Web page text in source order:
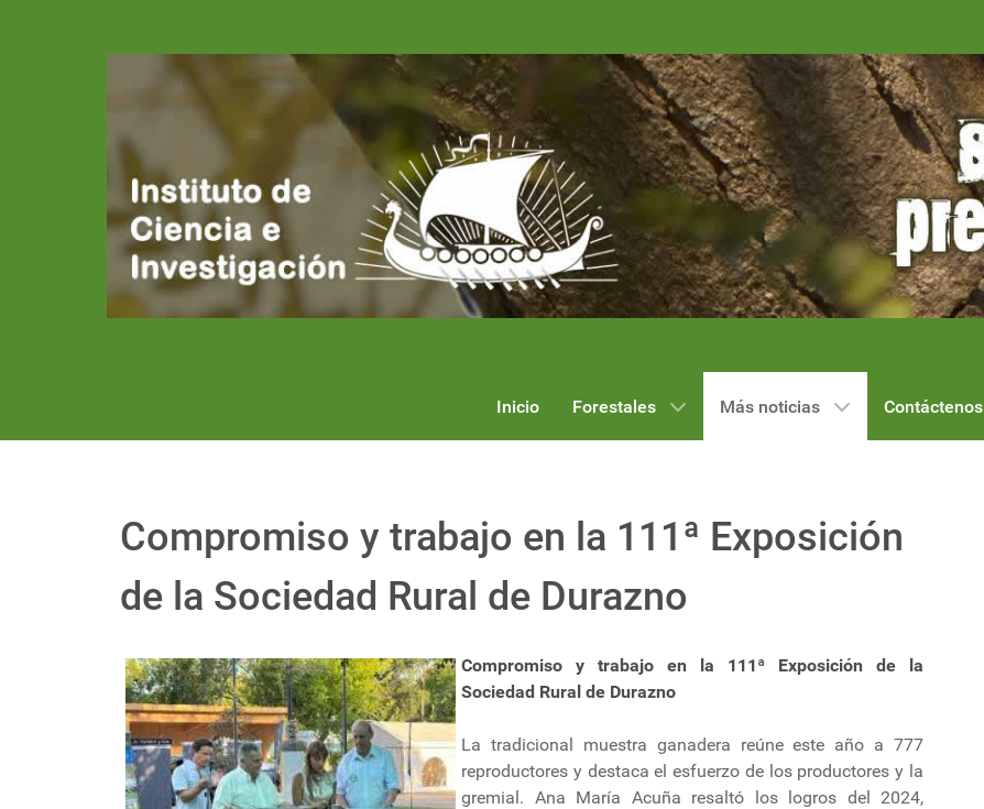
Inicio Forestales Más noticias Contáctenos
Compromiso y trabajo en la 111ª Exposición
de la Sociedad Rural de Durazno
Compromiso y trabajo en la 111ª Exposición de la
Sociedad Rural de Durazno
La tradicional muestra ganadera reúne este año a 777
reproductores y destaca el esfuerzo de los productores y la
gremial. Ana María Acuña resaltó los logros del 2024,